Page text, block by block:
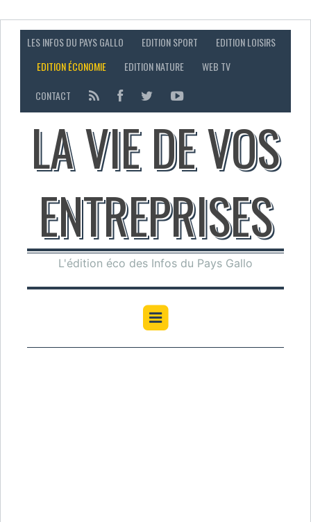
LES INFOS DU PAYS GALLO EDITION SPORT
EDITION LOISIRS
EDITION ÉCONOMIE
EDITION NATURE
WEB TV
CONTACT
LA VIE DE VOS
ENTREPRISES
L'édition éco des Infos du Pays Gallo